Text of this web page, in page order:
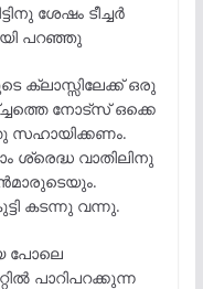
ശേഷം ടീച്ചർ
പറഞ്ഞു
ക്ലാസ്സിലേക്ക് ഒരു
നോട്സ് ഒക്കെ
സഹായിക്കണം.
ശ്രെദ്ധ വാതിലിനു
കടന്നു വന്നു.
പോലെ
പാറിപറക്കുന്ന